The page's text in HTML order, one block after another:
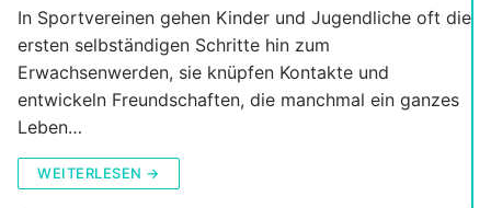
In Sportvereinen gehen Kinder und Jugendliche oft die
ersten selbständigen Schritte hin zum
Erwachsenwerden, sie knüpfen Kontakte und
entwickeln Freundschaften, die manchmal ein ganzes
Leben…
WEITERLESEN →